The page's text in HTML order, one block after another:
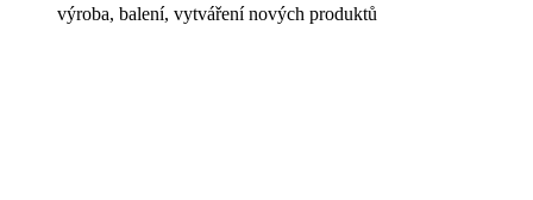
výroba, balení, vytváření nových produktů